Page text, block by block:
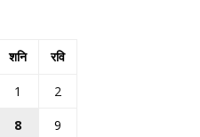
शनि रवि
1
2
8
9